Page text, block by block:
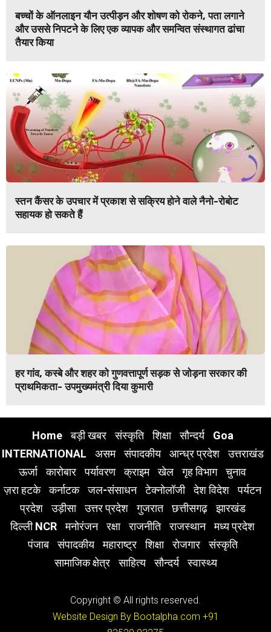
बच्चों के ऑनलाइन यौन उत्पीड़न और शोषण को रोकने, पता लगाने
और उससे निपटने के लिए एक व्यापक और समन्वित संस्थागत ढांचा
तैयार किया
स्तन कैंसर के उपचार में प्रकाश से सक्रिय होने वाले नैनो-रोबोट
सहायक हो सकते हैं
हर गांव, कस्बे और शहर को गुणवत्तापूर्ण सड़क से जोड़ना सरकार की
प्राथमिकता- उपमुख्यमंत्री दिया कुमारी
Home बड़ी खबर संस्कृति शिक्षा सौन्दर्य
Goa
INTERNATIONAL
असम संपादकीय आन्ध्र प्रदेश
उत्तराखंड
ऊर्जा
कारोबार पर्यावरण क्राइम खेल गृह विभाग
चुनाव
ज़रा हटके
कर्नाटक जल-संसाधन टेक्नोलॉजी देश विदेश
पर्यटन
प्रदेश
उड़ीसा उत्तर प्रदेश गुजरात छत्तीसगढ़
झारखंड
दिल्ली NCR
मनोरंजन रक्षा राजनीति राजस्थान
मध्य प्रदेश
पंजाब
संपादकीय महाराष्ट्र शिक्षा रोजगार
संस्कृति
सामाजिक क्षेत्र
साहित्य सौन्दर्य स्वास्थ्य
Copyright © All rights reserved.
Website Design By Bootalpha.com +91